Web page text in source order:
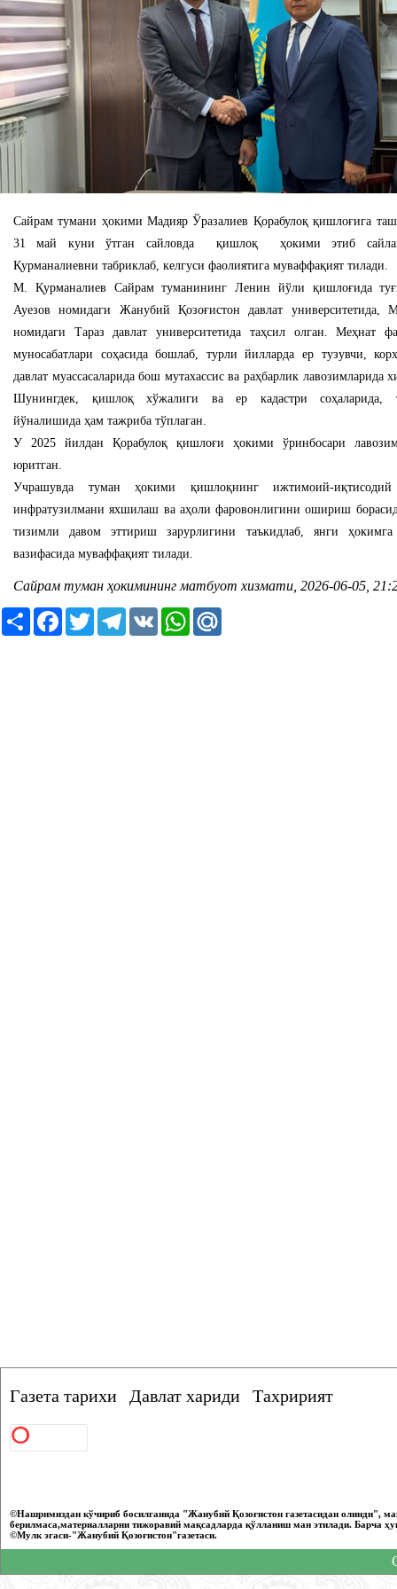
Сайрам тумани ҳокими Мадияр Ўразалиев Қорабулоқ қишлоғига
31 май куни ўтган сайловда қишлоқ ҳокими этиб
Қурманалиевни табриклаб, келгуси фаолиятига муваффақият тилади.
М. Қурманалиев Сайрам туманининг Ленин йўли қишлоғида
Ауезов номидаги Жанубий Қозоғистон давлат
номидаги Тараз давлат университетида таҳсил олган. Меҳнат
муносабатлари соҳасида бошлаб, турли йилларда ер тузувчи,
давлат муассасаларида бош мутахассис ва раҳбарлик лавозимларида
Шунингдек, қишлоқ хўжалиги ва ер кадастри соҳаларида,
йўналишида ҳам тажриба тўплаган.
У 2025 йилдан Қорабулоқ қишлоғи ҳокими ўринбосари
юритган.
Учрашувда туман ҳокими қишлоқнинг ижтимоий-иқтисодий
инфратузилмани яхшилаш ва аҳоли фаровонлигини ошириш
тизимли давом эттириш зарурлигини таъкидлаб, янги ҳокимга
вазифасида муваффақият тилади.
Сайрам туман ҳокимининг матбуот хизмати, 2026-06-05,
РесурсFacebook
TwitterTelegram
VK WhatsApp
Газета тарихи Давлат хариди Тахририят
©Нашримиздан кўчириб босилганида "Жанубий Қозоғистон газетасидан олинди",
берилмаса,материалларни тижоравий мақсадларда қўлланиш ман этилади. Барча
©Мулк эгаси-"Жанубий Қозоғистон"газетаси.